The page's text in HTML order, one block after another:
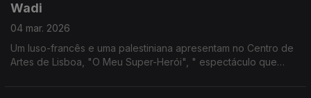
Wadi
04 mar. 2026
Um luso-francês e uma palestiniana apresentam no Centro de
Artes de Lisboa, "O Meu Super-Herói", " espectáculo que